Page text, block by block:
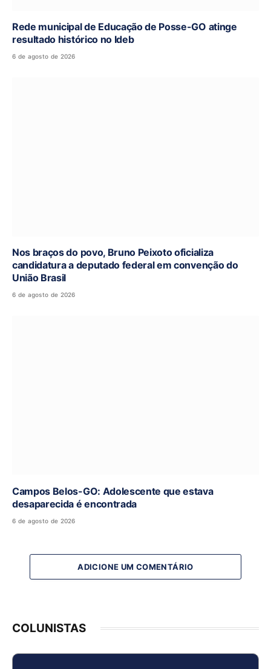
Rede municipal de Educação de Posse-GO atinge
resultado histórico no Ideb
6 de agosto de 2026
Nos braços do povo, Bruno Peixoto oficializa
candidatura a deputado federal em convenção do
União Brasil
6 de agosto de 2026
Campos Belos-GO: Adolescente que estava
desaparecida é encontrada
6 de agosto de 2026
ADICIONE UM COMENTÁRIO
COLUNISTAS